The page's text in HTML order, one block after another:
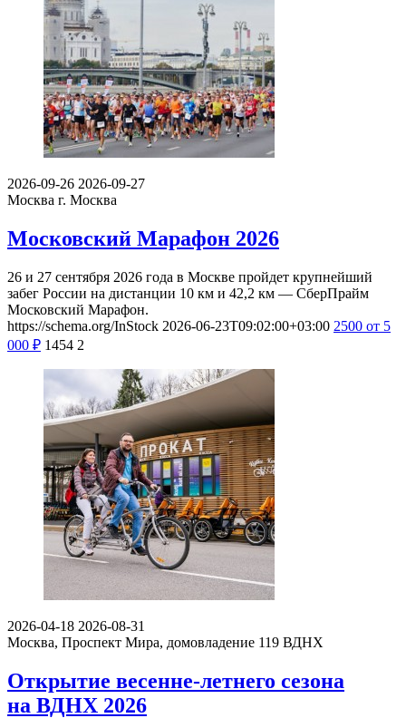
2026-09-26 2026-09-27
Москва г. Москва
Московский Марафон 2026
26 и 27 сентября 2026 года в Москве пройдет крупнейший
забег России на дистанции 10 км и 42,2 км — СберПрайм
Московский Марафон.
https://schema.org/InStock 2026-06-23T09:02:00+03:00 2500 от 5
000 ₽ 1454 2
2026-04-18 2026-08-31
Москва, Проспект Мира, домовладение 119 ВДНХ
Открытие весенне-летнего сезона
на ВДНХ 2026